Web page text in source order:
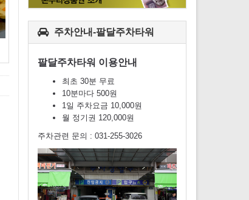
주차안내-팔달주차타워
팔달주차타워 이용안내
최초 30분 무료
10분마다 500원
1일 주차요금 10,000원
월 정기권 120,000원
주차관련 문의 : 031-255-3026